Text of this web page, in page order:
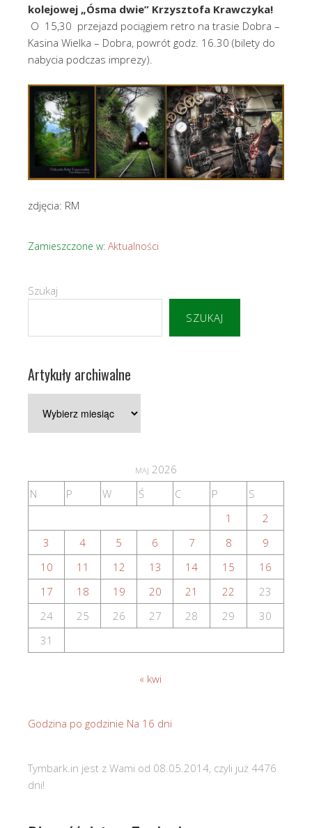
kolejowej „Ósma dwie” Krzysztofa Krawczyka!
O 15,30 przejazd pociągiem retro na trasie Dobra –
Kasina Wielka – Dobra, powrót godz. 16.30 (bilety do
nabycia podczas imprezy).
zdjęcia: RM
Zamieszczone w: Aktualności
Szukaj
SZUKAJ
Artykuły archiwalne
archiwalne
maj 2026
N
P W Ś C P
S
1
2
3
4 5 6 7 8
9
10
11 12 13 14 15
16
17
18 19 20 21 22
23
24
25 26 27 28 29
30
31
« kwi
Godzina po godzinie Na 16 dni
Tymbark.in jest z Wami od 08.05.2014, czyli już 4476
dni!